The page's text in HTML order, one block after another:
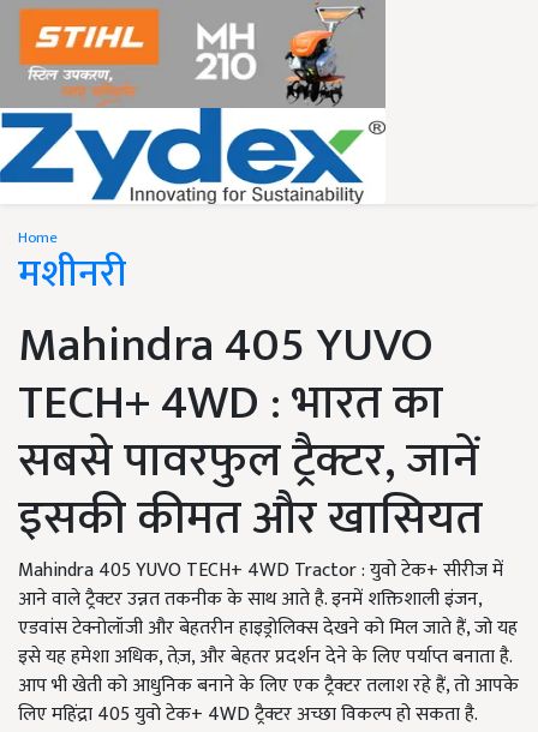
Home
मशीनरी
Mahindra 405 YUVO
TECH+ 4WD : भारत का
सबसे पावरफुल ट्रैक्टर, जानें
इसकी कीमत और खासियत
Mahindra 405 YUVO TECH+ 4WD Tractor : युवो टेक+ सीरीज में
आने वाले ट्रैक्टर उन्नत तकनीक के साथ आते है. इनमें शक्तिशाली इंजन,
एडवांस टेक्नोलॉजी और बेहतरीन हाइड्रोलिक्स देखने को मिल जाते हैं, जो यह
इसे यह हमेशा अधिक, तेज़, और बेहतर प्रदर्शन देने के लिए पर्याप्त बनाता है.
आप भी खेती को आधुनिक बनाने के लिए एक ट्रैक्टर तलाश रहे हैं, तो आपके
लिए महिंद्रा 405 युवो टेक+ 4WD ट्रैक्टर अच्छा विकल्प हो सकता है.